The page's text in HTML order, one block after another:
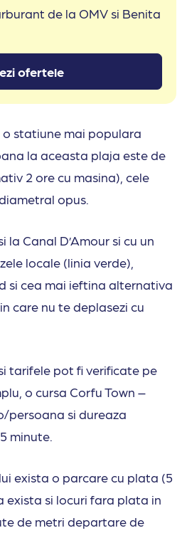
de la OMV si Benita
ofertele
statiune mai populara
la aceasta plaja este de
2 ore cu masina), cele
opus.
la Canal D’Amour si cu un
locale (linia verde),
si cea mai ieftina alternativa
care nu te deplasezi cu
tarifele pot fi verificate pe
o cursa Corfu Town –
persoana si dureaza
minute.
exista o parcare cu plata (5
exista si locuri fara plata in
de metri departare de